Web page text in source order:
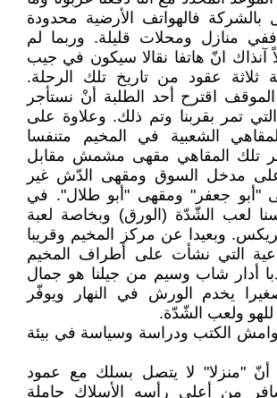
بالشركة فالهواتف الأرضية محدودة
منازل ومحلات قليلة. وربما لم
آنذاك انّ هاتفا نقالا سيكون في جيب
ثلاثة عقود من تاريخ تلك الرحلة.
اقترح أحد الطلبة أنْ نستأجر
تمر بقربنا وتم ذلك. وعلاوة على
الشعبية في المخيم متنفسا
تلك المقاهي مقهى مشمش مقابل
مدخل السوق ومقهى الدّش غير
"أبو جعفر" ومقهى "أبو طلال". في
لعب الشّدّة (الورق) وبخاصة لعبة
وبعيدا عن مركز المخيم وقريبا
التي نشأت على أطراف المخيم
أدار شاب وسيم من جيلنا هو جمال
يخدم الورش في النهار ويوفّر
ولعب الشّدّة.
الكتب ودراسة وسياسة في بيئة
أنّ "منزلا" لا يتصل بسلك مع عمود
من أعلى رأسه الأسلاك حاملة